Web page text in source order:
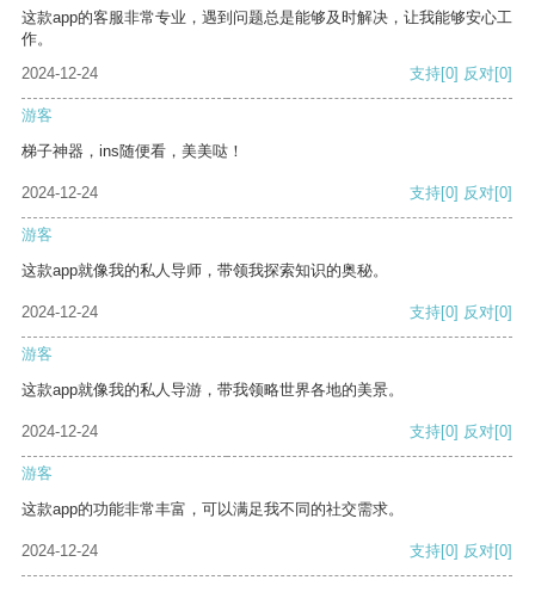
这款app的客服非常专业，遇到问题总是能够及时解决，让我能够安心工
作。
2024-12-24
支持[0] 反对[0]
游客
梯子神器，ins随便看，美美哒！
2024-12-24 支持[0] 反对[0]
游客
这款app就像我的私人导师，带领我探索知识的奥秘。
2024-12-24 支持[0] 反对[0]
游客
这款app就像我的私人导游，带我领略世界各地的美景。
2024-12-24 支持[0] 反对[0]
游客
这款app的功能非常丰富，可以满足我不同的社交需求。
2024-12-24 支持[0] 反对[0]